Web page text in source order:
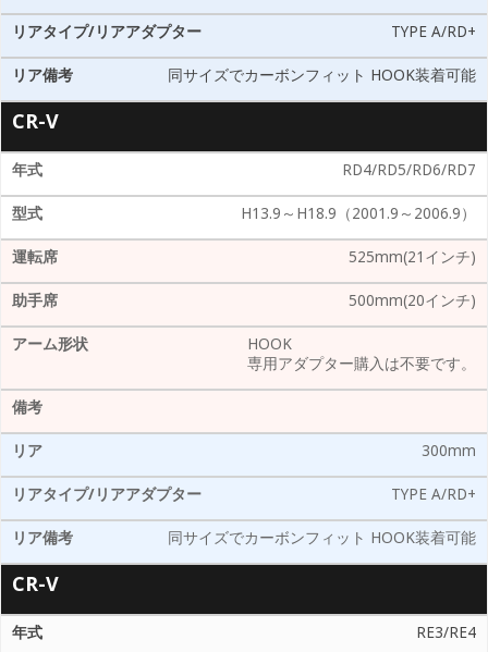
TYPE A/RD+
同サイズでカーボンフィット HOOK装着可能
CR-V
RD4/RD5/RD6/RD7
H13.9～H18.9（2001.9～2006.9）
525mm(21インチ)
500mm(20インチ)
HOOK
専用アダプター購入は不要です。
300mm
TYPE A/RD+
同サイズでカーボンフィット HOOK装着可能
CR-V
RE3/RE4